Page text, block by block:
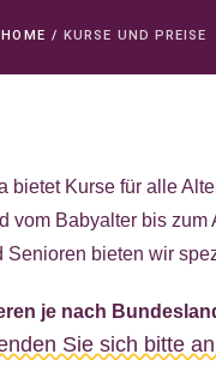
HOME / KURSE UND PREISE
bietet Kurse für alle
vom Babyalter bis zum
Senioren bieten wir
je nach
Sie sich bitte